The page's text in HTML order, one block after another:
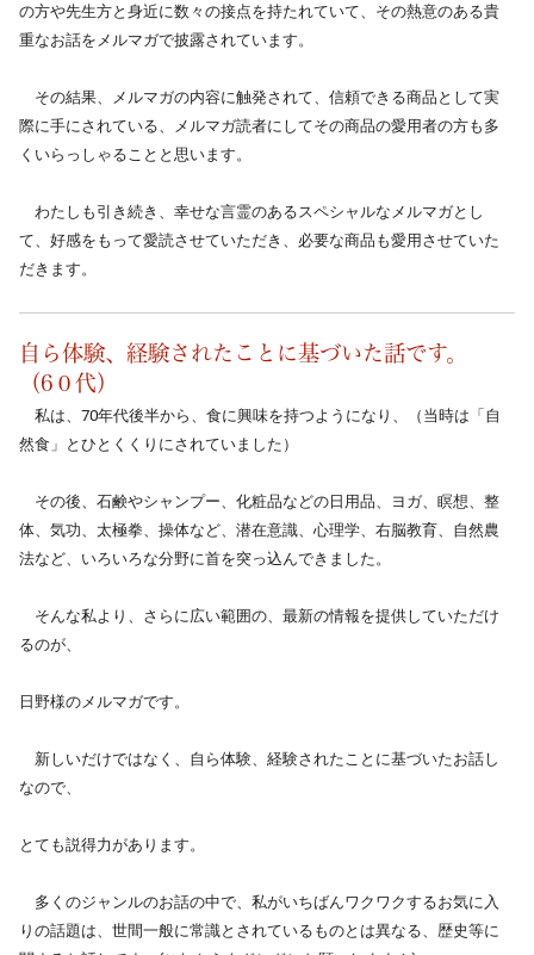
の方や先生方と身近に数々の接点を持たれていて、その熱意のある貴
重なお話をメルマガで披露されています。
その結果、メルマガの内容に触発されて、信頼できる商品として実
際に手にされている、メルマガ読者にしてその商品の愛用者の方も多
くいらっしゃることと思います。
わたしも引き続き、幸せな言霊のあるスペシャルなメルマガとし
て、好感をもって愛読させていただき、必要な商品も愛用させていた
だきます。
自ら体験、経験されたことに基づいた話です。
（6０代）
私は、70年代後半から、食に興味を持つようになり、（当時は「自
然食」とひとくくりにされていました）
その後、石鹸やシャンプー、化粧品などの日用品、ヨガ、瞑想、整
体、気功、太極拳、操体など、潜在意識、心理学、右脳教育、自然農
法など、いろいろな分野に首を突っ込んできました。
そんな私より、さらに広い範囲の、最新の情報を提供していただけ
るのが、
日野様のメルマガです。
新しいだけではなく、自ら体験、経験されたことに基づいたお話し
なので、
とても説得力があります。
多くのジャンルのお話の中で、私がいちばんワクワクするお気に入
りの話題は、世間一般に常識とされているものとは異なる、歴史等に